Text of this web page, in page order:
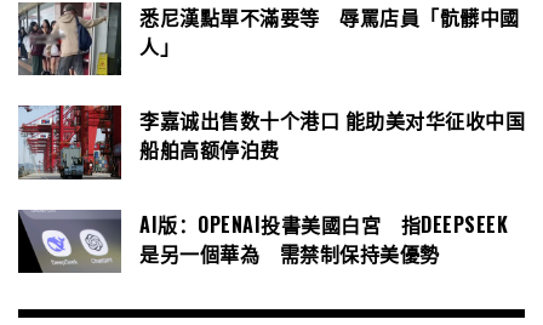
悉尼漢點單不滿要等 辱罵店員「骯髒中國
人」
李嘉诚出售数十个港口 能助美对华征收中国
船舶高额停泊费
AI版：OPENAI投書美國白宮 指DEEPSEEK
是另一個華為 需禁制保持美優勢